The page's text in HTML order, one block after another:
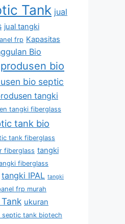
Tank jual
jual tangki
frp Kapasitas
Bio
produsen bio
bio septic
tangki
tangki fiberglass
tank bio
tank fiberglass
fiberglass tangki
fiberglass
tangki IPAL tangki
frp murah
ukuran
septic tank biotech